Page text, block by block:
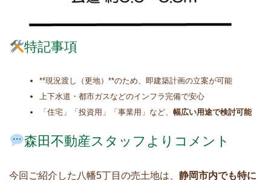
特記事項
**現況渡し（更地）**のため、即建築計画の立案が可能
上下水道・都市ガスなどのインフラ完備で安心
「住宅」「投資用」「事業用」など、 幅広い用途で検討可能
森田不動産スタッフよりコメント
今回ご紹介した八幡5丁目の売土地は、 静岡市内でも特に